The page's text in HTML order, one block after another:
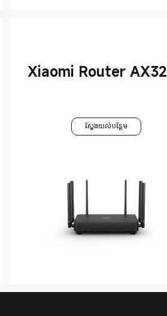
Xiaomi Router
ស្វែងយល់បន្ថែម